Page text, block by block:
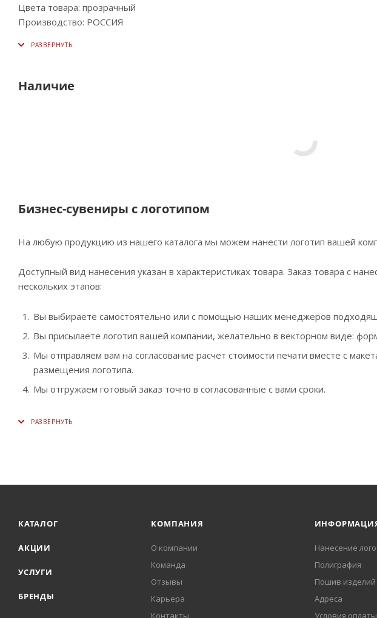
Цвета товара: прозрачный
Производство: РОССИЯ
Наличие
Бизнес-сувениры с логотипом
На любую продукцию из нашего каталога мы можем нанести логотип вашей
Доступный вид нанесения указан в характеристиках товара. Заказ товара с
нескольких этапов:
Вы выбираете самостоятельно или с помощью наших менеджеров
Вы присылаете логотип вашей компании, желательно в векторном виде:
Мы отправляем вам на согласование расчет стоимости печати вместе с
размещения логотипа.
Мы отгружаем готовый заказ точно в согласованные с вами сроки.
КАТАЛОГ
АКЦИИ
УСЛУГИ
БРЕНДЫ
КОМПАНИЯ
О компании
Команда
Отзывы
Карьера
Контакты
Нанесение
Полиграфия
Пошив изделий
Адреса
Условия оплаты